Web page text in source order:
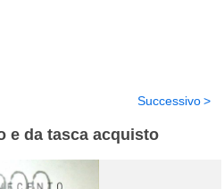
e da tasca acquisto
Successivo